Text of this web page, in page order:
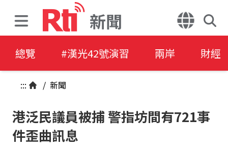
新聞
總覽 #漢光42號演習 兩岸 財經
::: / 新聞
港泛民議員被捕 警指坊間有721事
件歪曲訊息